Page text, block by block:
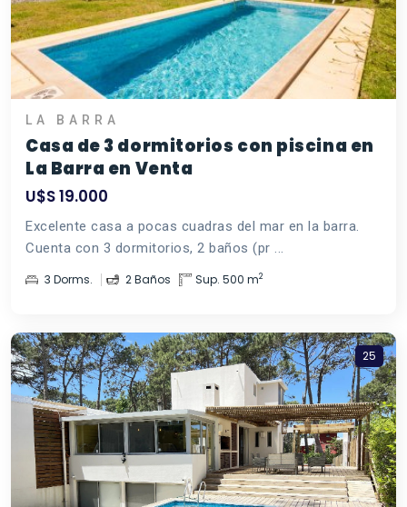
LA BARRA
Casa de 3 dormitorios con piscina en
La Barra en Venta
U$S 19.000
Excelente casa a pocas cuadras del mar en la barra.
Cuenta con 3 dormitorios, 2 baños (pr ...
3 Dorms. 2 Baños Sup. 500 m2
25